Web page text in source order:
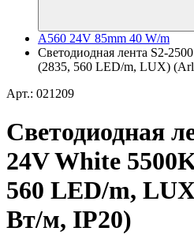
A560 24V 85mm 40 W/m
Светодиодная лента S2-
(2835, 560 LED/m, LUX)
Арт.: 021209
Светодиодная
24V White
560 LED/m,
Вт/м, IP20)